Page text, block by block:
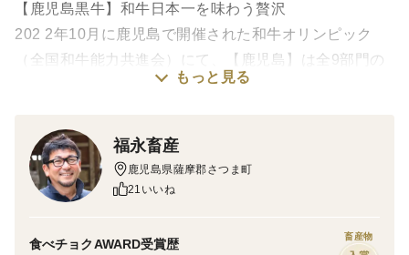
【鹿児島黒牛】和牛日本一を味わう贅沢
202 2年10月に鹿児島で開催された和牛オリンピック
（全国和牛能力共進会）にて、【鹿児島】は全9部門の
うち6部門で農林水産大臣賞を受賞！さらに、「種牛の
獲得し、日本一の称号を手にしました。
そんな栄光の鹿児島の黒毛和牛を、ぜひご自宅で堪能し
てみませんか？
【さつま福永牛の魅力】
もっと見る
福永畜産
鹿児島県薩摩郡さつま町
21いいね
食べチョクAWARD受賞歴
畜産物